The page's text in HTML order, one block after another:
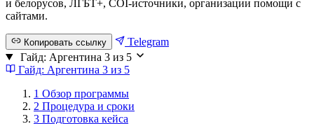
и белорусов, ЛГБТ+, COI-источники, организации помощи с
сайтами.
Копировать ссылку
Telegram
Гайд: Аргентина 3 из 5
Гайд: Аргентина 3 из 5
1 Обзор программы
2 Процедура и сроки
3 Подготовка кейса